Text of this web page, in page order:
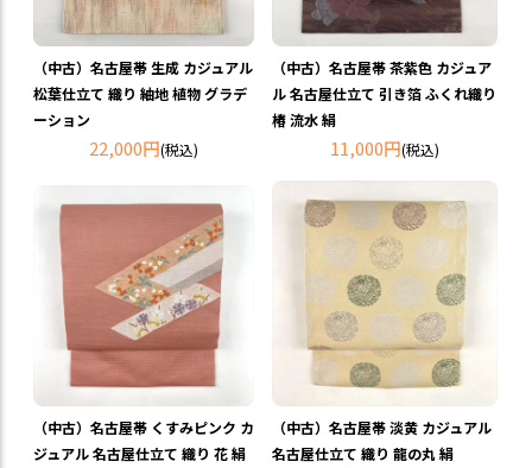
（中古）名古屋帯 生成 カジュアル
松葉仕立て 織り 紬地 植物 グラデ
ーション
22,000円(税込)
（中古）名古屋帯 茶紫色 カジュア
ル 名古屋仕立て 引き箔 ふくれ織り
椿 流水 絹
11,000円(税込)
（中古）名古屋帯 くすみピンク カ
ジュアル 名古屋仕立て 織り 花 絹
（中古）名古屋帯 淡黄 カジュアル
名古屋仕立て 織り 龍の丸 絹